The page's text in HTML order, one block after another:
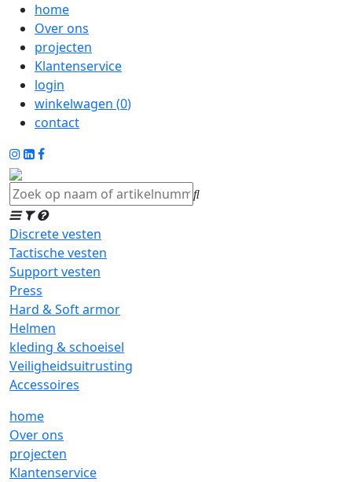
home
Over ons
projecten
Klantenservice
login
winkelwagen (0)
contact
Discrete vesten
Tactische vesten
Support vesten
Press
Hard & Soft armor
Helmen
kleding & schoeisel
Veiligheidsuitrusting
Accessoires
home
Over ons
projecten
Klantenservice